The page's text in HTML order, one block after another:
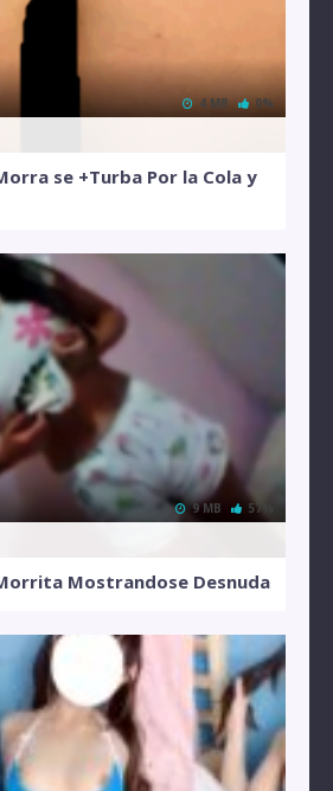
4 MB 0%
se +Turba Por la Cola y
9 MB 57%
Mostrandose Desnuda